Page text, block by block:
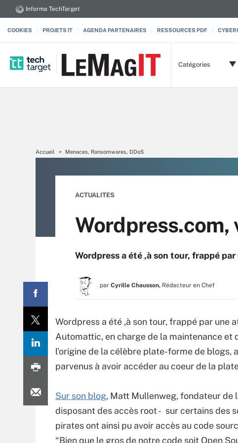
Informa TechTarget
COOKIES PROJETS IT AGENDA PARTENAIRES RESSOURCES PDF
Catégories
Accueil Menaces, Ransomwares, DDoS
ACTUALITES
Wordpress.com,
Wordpress a été ,à son tour, frappé
par Cyrille Chausson, Rédacteur en Chef
Wordpress a été ,à son tour, frappé par une
Automattic, en charge de la maintenance et
l’origine de la célèbre plate-forme de blogs,
parvenus à avoir accéder au coeur de la
Sur son blog, Matt Mullenweg, fondateur de
disposant des accès root - sur certains des
pirates ont ainsi pu avoir accès au code
“Bien que le gros de notre code soit Open